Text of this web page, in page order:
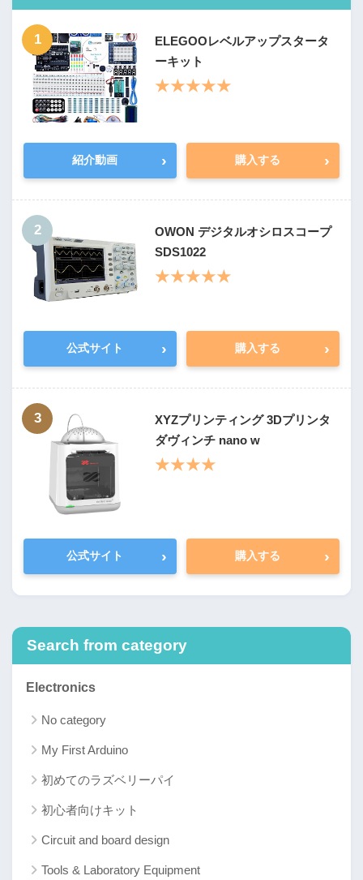
1
ELEGOOレベルアップスタータ
ーキット
★★★★★
紹介動画 › 購入する ›
2
OWON デジタルオシロスコープ
SDS1022
★★★★★
公式サイト › 購入する ›
3
XYZプリンティング 3Dプリンタ
ダヴィンチ nano w
★★★★
公式サイト › 購入する ›
Search from category
Electronics
No category
My First Arduino
初めてのラズベリーパイ
初心者向けキット
Circuit and board design
Tools & Laboratory Equipment